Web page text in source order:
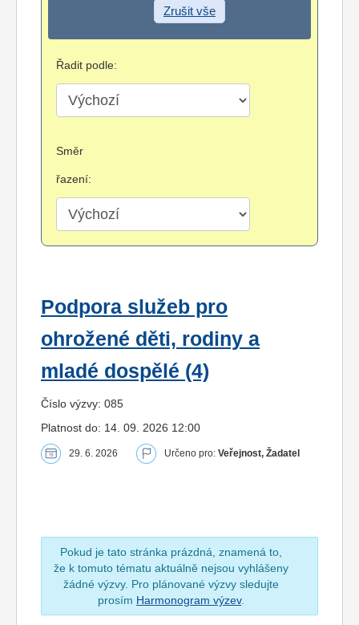
Zrušit vše
Řadit podle:
Směr
řazení:
Podpora služeb pro
ohrožené děti, rodiny a
mladé dospělé (4)
Číslo výzvy: 085
Platnost do: 14. 09. 2026 12:00
29. 6. 2026 Určeno pro: Veřejnost, Žadatel
Pokud je tato stránka prázdná, znamená to,
že k tomuto tématu aktuálně nejsou vyhlášeny
žádné výzvy. Pro plánované výzvy sledujte
prosím Harmonogram výzev.